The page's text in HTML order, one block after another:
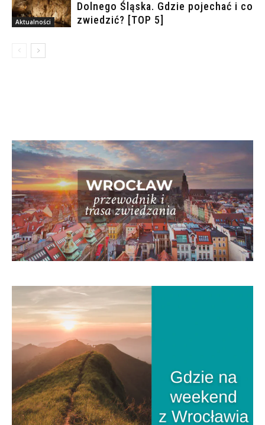
Aktualności
Dolnego Śląska. Gdzie pojechać i co
zwiedzić? [TOP 5]